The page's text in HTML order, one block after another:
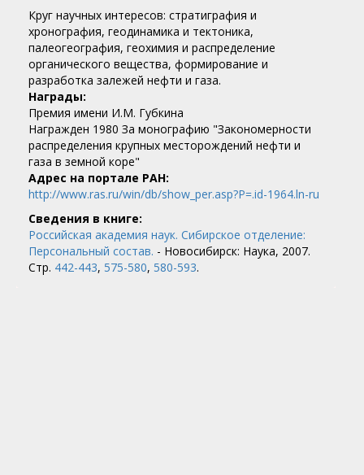
Круг научных интересов: стратиграфия и
хронография, геодинамика и тектоника,
палеогеография, геохимия и распределение
органического вещества, формирование и
разработка залежей нефти и газа.
Награды:
Премия имени И.М. Губкина
​Награжден 1980 За монографию "Закономерности
распределения крупных месторождений нефти и
газа в земной коре"
Адрес на портале РАН:
http://www.ras.ru/win/db/show_per.asp?P=.id-1964.ln-ru
Сведения в книге:
Российская академия наук. Сибирское отделение:
Персональный состав. - Новосибирск: Наука, 2007.
Стр. 442-443, 575-580, 580-593.